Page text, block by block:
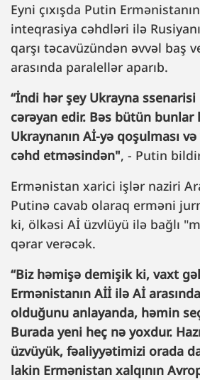
Eyni çıxışda Putin
inteqrasiya cəhdləri ilə
qarşı təcavüzündən əvvəl baş
arasında paralellər aparıb.
“İndi hər şey Ukrayna
cərəyan edir. Bəs bütün bunlar
Ukraynanın Aİ-yə qoşulması
cəhd etməsindən", - Putin
Ermənistan xarici işlər naziri
Putinə cavab olaraq erməni
ki, ölkəsi Aİ üzvlüyü ilə bağlı
qərar verəcək.
“Biz həmişə demişik ki, vaxt
Ermənistanın Aİİ ilə Aİ
olduğunu anlayanda, həmin
Burada yeni heç nə yoxdur.
üzvüyük, fəaliyyətimizi orada
lakin Ermənistan xalqının